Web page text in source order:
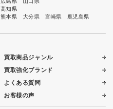
広島県
山口県
高知県
熊本県 大分県 宮崎県
鹿児島県
買取商品ジャンル
買取強化ブランド
よくある質問
お客様の声